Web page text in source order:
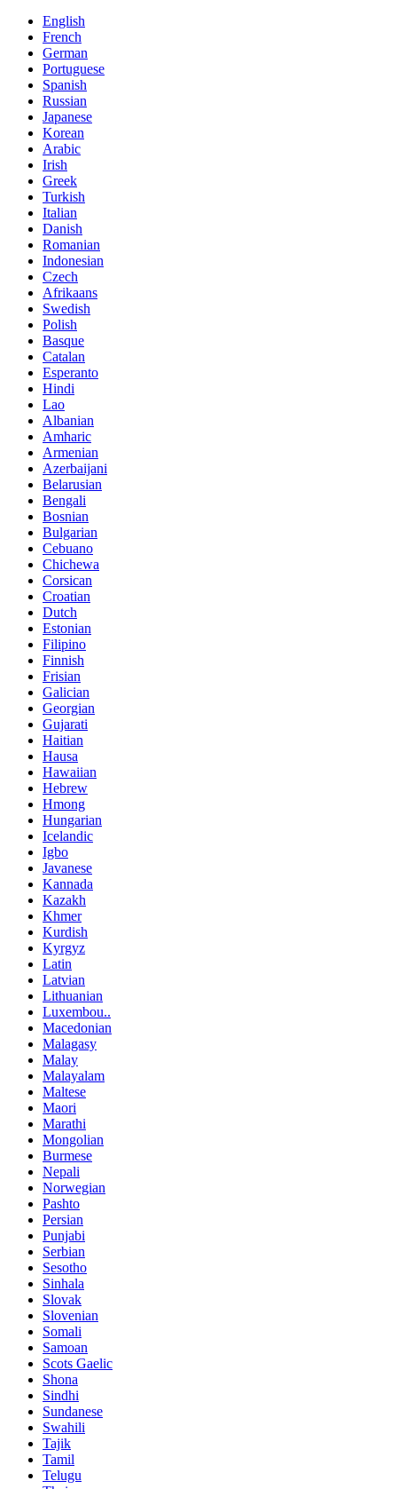
English
French
German
Portuguese
Spanish
Russian
Japanese
Korean
Arabic
Irish
Greek
Turkish
Italian
Danish
Romanian
Indonesian
Czech
Afrikaans
Swedish
Polish
Basque
Catalan
Esperanto
Hindi
Lao
Albanian
Amharic
Armenian
Azerbaijani
Belarusian
Bengali
Bosnian
Bulgarian
Cebuano
Chichewa
Corsican
Croatian
Dutch
Estonian
Filipino
Finnish
Frisian
Galician
Georgian
Gujarati
Haitian
Hausa
Hawaiian
Hebrew
Hmong
Hungarian
Icelandic
Igbo
Javanese
Kannada
Kazakh
Khmer
Kurdish
Kyrgyz
Latin
Latvian
Lithuanian
Luxembou..
Macedonian
Malagasy
Malay
Malayalam
Maltese
Maori
Marathi
Mongolian
Burmese
Nepali
Norwegian
Pashto
Persian
Punjabi
Serbian
Sesotho
Sinhala
Slovak
Slovenian
Somali
Samoan
Scots Gaelic
Shona
Sindhi
Sundanese
Swahili
Tajik
Tamil
Telugu